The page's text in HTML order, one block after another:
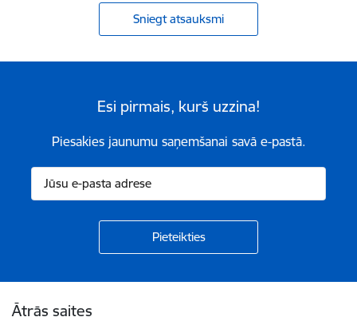
Sniegt atsauksmi
Esi pirmais, kurš uzzina!
Piesakies jaunumu saņemšanai savā e-pastā.
Ātrās saites